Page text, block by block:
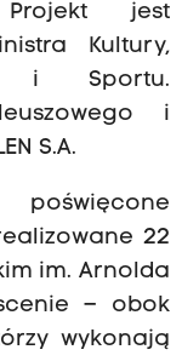
Projekt jest
Kultury,
i Sportu.
i
S.A.
22
im. Arnolda
– obok
wykonają